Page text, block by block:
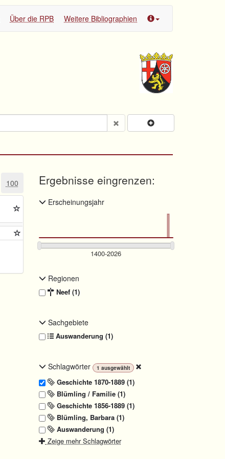
Über die RPB Weitere Bibliographien
100 Ergebnisse eingrenzen:
Erscheinungsjahr
Regionen
Neef (1)
Sachgebiete
Auswanderung (1)
Schlagwörter 1 ausgewählt
Geschichte 1870-1889 (1)
Blümling / Familie (1)
Geschichte 1856-1889 (1)
Blümling, Barbara (1)
Auswanderung (1)
Zeige mehr Schlagwörter